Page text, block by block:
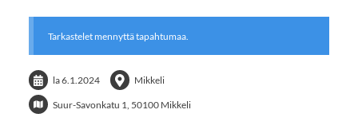
Tarkastelet mennyttä tapahtumaa.
la 6.1.2024 Mikkeli
Suur-Savonkatu 1, 50100 Mikkeli